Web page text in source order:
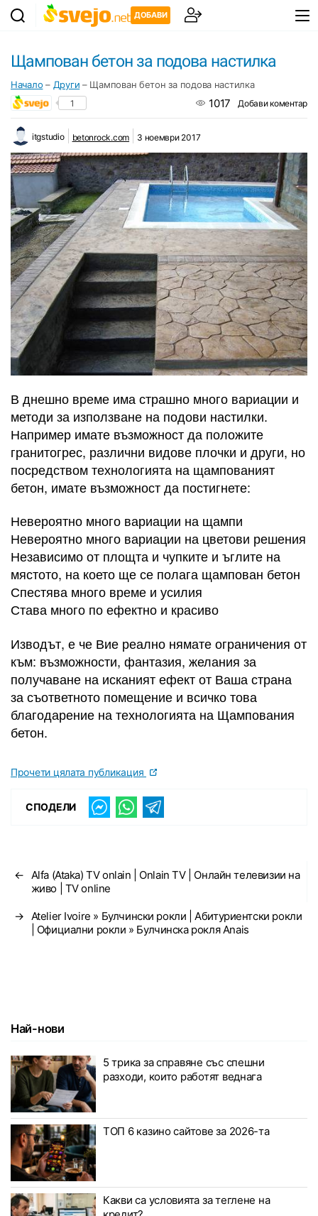
ДОБАВИ
Щампован бетон за подова настилка
Начало – Други – Щампован бетон за подова настилка
1 1017 Добави коментар
itgstudio betonrock.com 3 ноември 2017
В днешно време има страшно много вариации и
методи за използване на подови настилки.
Например имате възможност да положите
гранитогрес, различни видове плочки и други, но
посредством технологията на щампованият
бетон, имате възможност да постигнете:
Невероятно много вариации на щампи
Невероятно много вариации на цветови решения
Независимо от площта и чупките и ъглите на
мястото, на което ще се полага щампован бетон
Спестява много време и усилия
Става много по ефектно и красиво
Изводът, е че Вие реално нямате ограничения от
към: възможности, фантазия, желания за
получаване на исканият ефект от Ваша страна
за съответното помещение и всичко това
благодарение на технологията на Щампования
бетон.
Прочети цялата публикация
СПОДЕЛИ
←
Alfa (Ataka) TV onlain | Onlain TV | Онлайн телевизии на
живо | TV online
→
Atelier Ivoire » Булчински рокли | Абитуриентски рокли
| Официални рокли » Булчинска рокля Anais
Най-нови
5 трика за справяне със спешни
разходи, които работят веднага
ТОП 6 казино сайтове за 2026-та
Какви са условията за теглене на